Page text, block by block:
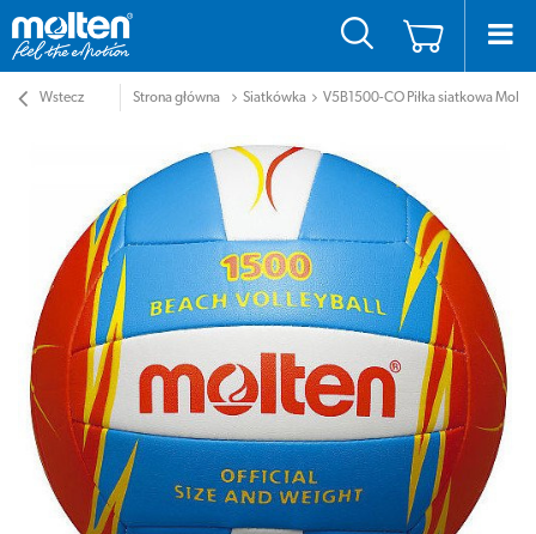
Wstecz Strona główna Siatkówka V5B1500-CO Piłka siatkowa